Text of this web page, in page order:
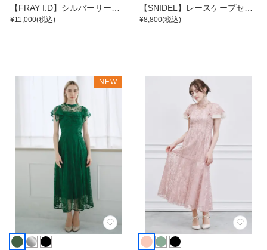
【FRAY I.D】シルバーリーフ
レースレイヤードワンピース
¥11,000(税込)
【SNIDEL】レースケープセッ
トマーメイドワンピース
¥8,800(税込)
NEW